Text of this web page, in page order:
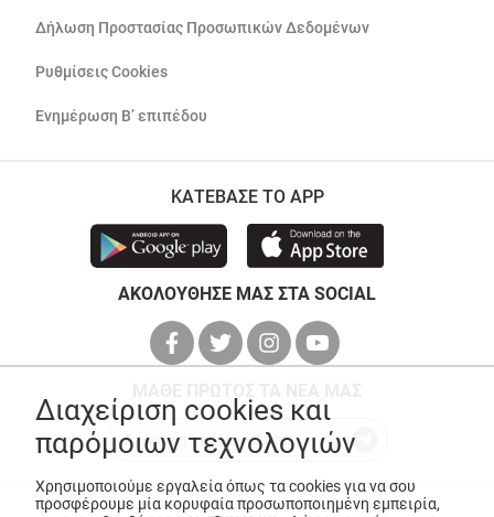
Δήλωση Προστασίας Προσωπικών Δεδομένων
Ρυθμίσεις Cookies
Ενημέρωση Β’ επιπέδου
ΚΑΤΕΒΑΣΕ ΤΟ APP
ΑΚΟΛΟΥΘΗΣΕ ΜΑΣ ΣΤΑ SOCIAL
Διαχείριση cookies και
παρόμοιων τεχνολογιών
Χρησιμοποιούμε εργαλεία όπως τα cookies για να σου
προσφέρουμε μία κορυφαία προσωποποιημένη εμπειρία,